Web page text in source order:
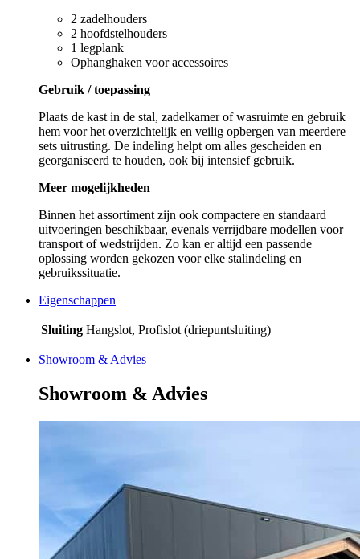
2 zadelhouders
2 hoofdstelhouders
1 legplank
Ophanghaken voor accessoires
Gebruik / toepassing
Plaats de kast in de stal, zadelkamer of wasruimte en gebruik
hem voor het overzichtelijk en veilig opbergen van meerdere
sets uitrusting. De indeling helpt om alles gescheiden en
georganiseerd te houden, ook bij intensief gebruik.
Meer mogelijkheden
Binnen het assortiment zijn ook compactere en standaard
uitvoeringen beschikbaar, evenals verrijdbare modellen voor
transport of wedstrijden. Zo kan er altijd een passende
oplossing worden gekozen voor elke stalindeling en
gebruikssituatie.
Eigenschappen
Sluiting Hangslot, Profislot (driepuntsluiting)
Showroom & Advies
Showroom & Advies